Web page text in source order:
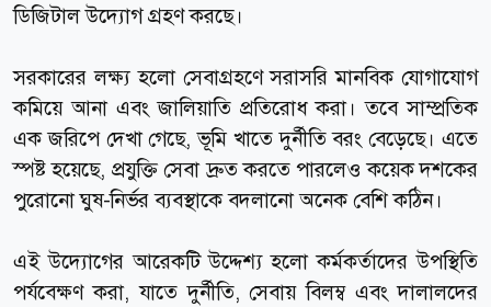
ডিজিটাল উদ্যোগ গ্রহণ করছে।
সরকারের লক্ষ্য হলো সেবাগ্রহণে সরাসরি মানবিক যোগাযোগ
কমিয়ে আনা এবং জালিয়াতি প্রতিরোধ করা। তবে সাম্প্রতিক
এক জরিপে দেখা গেছে, ভূমি খাতে দুর্নীতি বরং বেড়েছে। এতে
স্পষ্ট হয়েছে, প্রযুক্তি সেবা দ্রুত করতে পারলেও কয়েক দশকের
পুরোনো ঘুষ-নির্ভর ব্যবস্থাকে বদলানো অনেক বেশি কঠিন।
এই উদ্যোগের আরেকটি উদ্দেশ্য হলো কর্মকর্তাদের উপস্থিতি
পর্যবেক্ষণ করা, যাতে দুর্নীতি, সেবায় বিলম্ব এবং দালালদের